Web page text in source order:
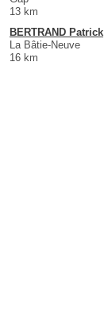
13 km
BERTRAND Patrick
La Bâtie-Neuve
16 km